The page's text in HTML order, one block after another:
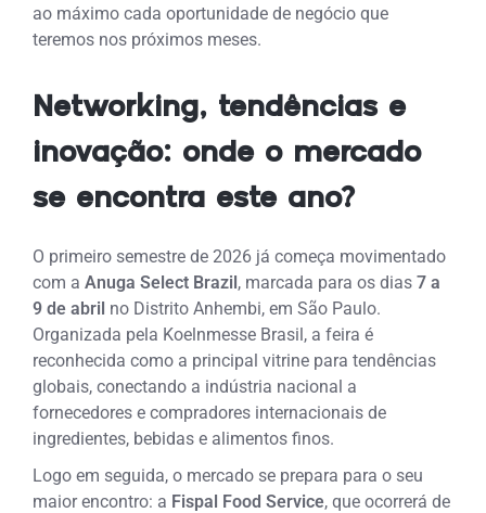
ao máximo cada oportunidade de negócio que
teremos nos próximos meses.
Networking, tendências e
inovação: onde o mercado
se encontra este ano?
O primeiro semestre de 2026 já começa movimentado
com aAnuga Select Brazil, marcada para os dias7 a
9 de abril no Distrito Anhembi, em São Paulo.
Organizada pela Koelnmesse Brasil, a feira é
reconhecida como a principal vitrine para tendências
globais, conectando a indústria nacional a
fornecedores e compradores internacionais de
ingredientes, bebidas e alimentos finos.
Logo em seguida, o mercado se prepara para o seu
maior encontro: a Fispal Food Service, que ocorrerá de